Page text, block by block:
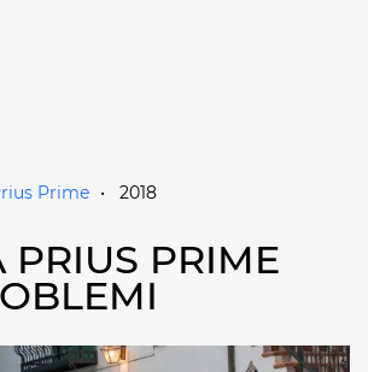
Prime 2018
PRIUS PRIME